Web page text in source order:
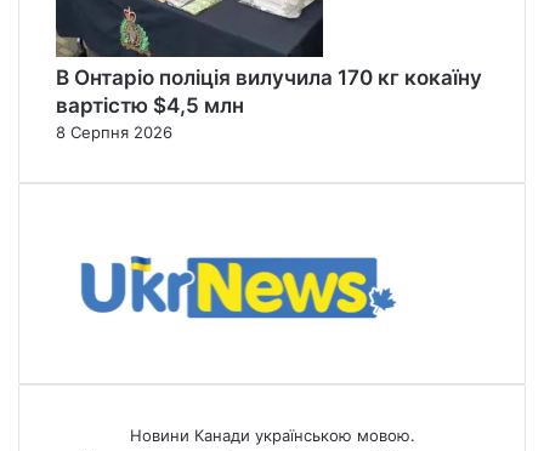
В Онтаріо поліція вилучила 170 кг кокаїну
вартістю $4,5 млн
8 Серпня 2026
Новини Канади українською мовою.